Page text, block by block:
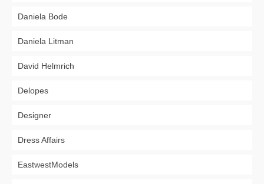
Daniela Bode
Daniela Litman
David Helmrich
Delopes
Designer
Dress Affairs
EastwestModels